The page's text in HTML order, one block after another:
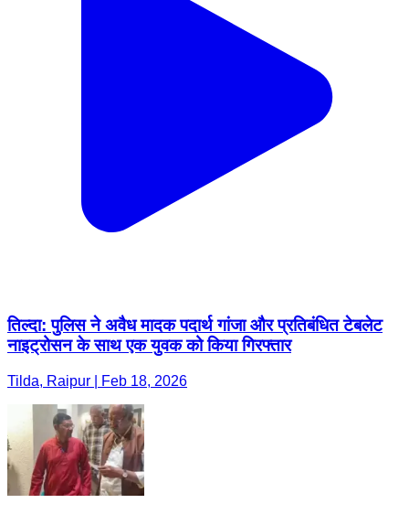
तिल्दा: पुलिस ने अवैध मादक पदार्थ गांजा और प्रतिबंधित टेबलेट